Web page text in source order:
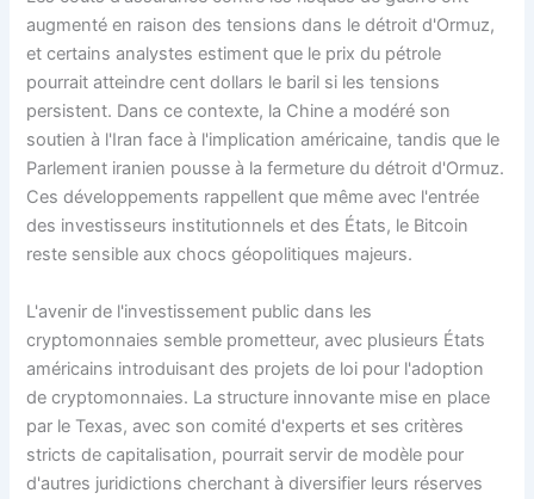
augmenté en raison des tensions dans le détroit d'Ormuz,
et certains analystes estiment que le prix du pétrole
pourrait atteindre cent dollars le baril si les tensions
persistent. Dans ce contexte, la Chine a modéré son
soutien à l'Iran face à l'implication américaine, tandis que le
Parlement iranien pousse à la fermeture du détroit d'Ormuz.
Ces développements rappellent que même avec l'entrée
des investisseurs institutionnels et des États, le Bitcoin
reste sensible aux chocs géopolitiques majeurs.
L'avenir de l'investissement public dans les
cryptomonnaies semble prometteur, avec plusieurs États
américains introduisant des projets de loi pour l'adoption
de cryptomonnaies. La structure innovante mise en place
par le Texas, avec son comité d'experts et ses critères
stricts de capitalisation, pourrait servir de modèle pour
d'autres juridictions cherchant à diversifier leurs réserves